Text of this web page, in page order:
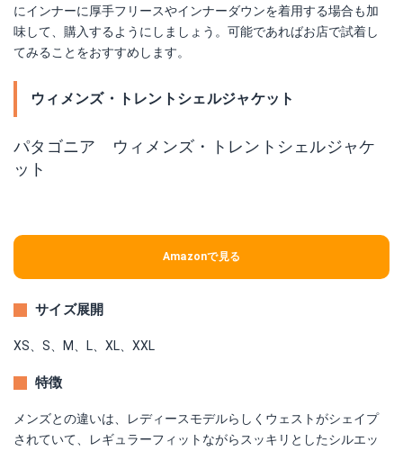
にインナーに厚手フリースやインナーダウンを着用する場合も加
味して、購入するようにしましょう。可能であればお店で試着し
てみることをおすすめします。
ウィメンズ・トレントシェルジャケット
パタゴニア ウィメンズ・トレントシェルジャケ
ット
Amazonで見る
サイズ展開
XS、S、M、L、XL、XXL
特徴
メンズとの違いは、レディースモデルらしくウェストがシェイプ
されていて、レギュラーフィットながらスッキリとしたシルエッ